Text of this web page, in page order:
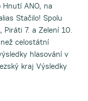
Hnutí ANO, na
Stačilo! Spolu
Piráti 7. a Zelení 10.
celostátní
hlasování v
kraj Výsledky